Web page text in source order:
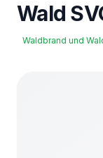
Wald
Waldbrand und